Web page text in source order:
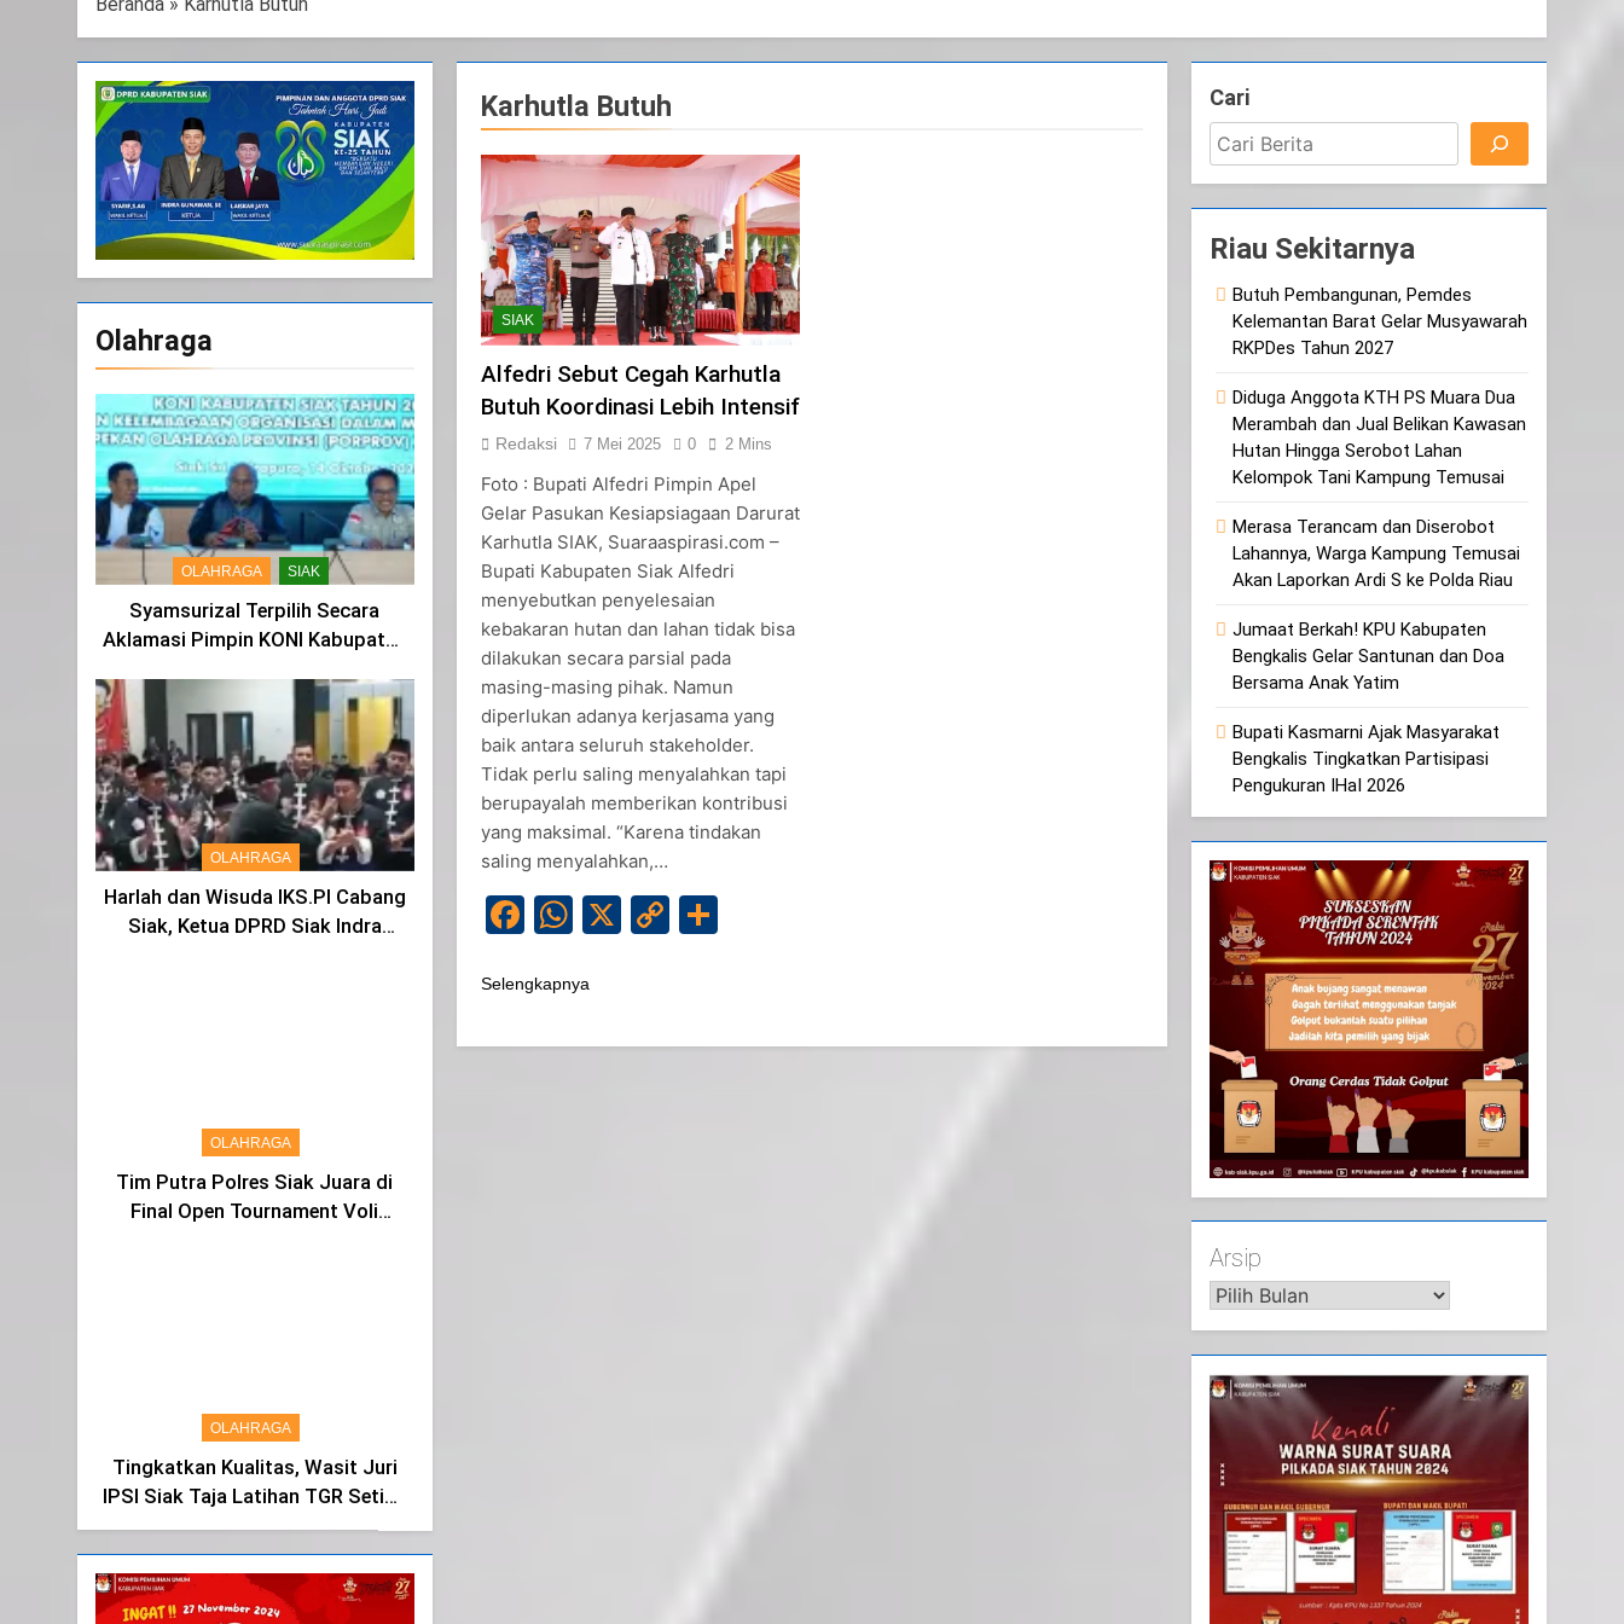
Beranda » Karhutla Butuh
Olahraga
OLAHRAGA SIAK
Syamsurizal Terpilih Secara
Aklamasi Pimpin KONI Kabupaten
OLAHRAGA
Harlah dan Wisuda IKS.PI Cabang
Siak, Ketua DPRD Siak Indra
OLAHRAGA
Tim Putra Polres Siak Juara di
Final Open Tournament Voli
OLAHRAGA
Tingkatkan Kualitas, Wasit Juri
IPSI Siak Taja Latihan TGR Setiap
Tiga Bulan Sekali
Karhutla Butuh
SIAK
Alfedri Sebut Cegah Karhutla
Butuh Koordinasi Lebih Intensif
Redaksi 7 Mei 2025 0 2 Mins
Foto : Bupati Alfedri Pimpin Apel
Gelar Pasukan Kesiapsiagaan Darurat
Karhutla SIAK, Suaraaspirasi.com –
Bupati Kabupaten Siak Alfedri
menyebutkan penyelesaian
kebakaran hutan dan lahan tidak bisa
dilakukan secara parsial pada
masing-masing pihak. Namun
diperlukan adanya kerjasama yang
baik antara seluruh stakeholder.
Tidak perlu saling menyalahkan tapi
berupayalah memberikan kontribusi
yang maksimal. “Karena tindakan
saling menyalahkan,…
Facebook
WhatsApp
X
Copy
Selengkapnya
Cari
Riau Sekitarnya
Butuh Pembangunan, Pemdes
Kelemantan Barat Gelar Musyawarah
RKPDes Tahun 2027
Diduga Anggota KTH PS Muara Dua
Merambah dan Jual Belikan Kawasan
Hutan Hingga Serobot Lahan
Kelompok Tani Kampung Temusai
Merasa Terancam dan Diserobot
Lahannya, Warga Kampung Temusai
Akan Laporkan Ardi S ke Polda Riau
Jumaat Berkah! KPU Kabupaten
Bengkalis Gelar Santunan dan Doa
Bersama Anak Yatim
Bupati Kasmarni Ajak Masyarakat
Bengkalis Tingkatkan Partisipasi
Pengukuran IHaI 2026
Arsip